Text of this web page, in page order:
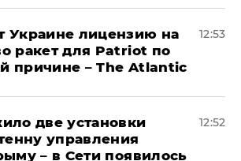
Украине лицензию на
ракет для Patriot по
причине – The Atlantic
12:53
две установки
управления
– в Сети появилось
12:52